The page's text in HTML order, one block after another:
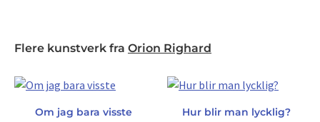
Flere kunstverk fra Orion Righard
Om jag bara visste Hur blir man lycklig?